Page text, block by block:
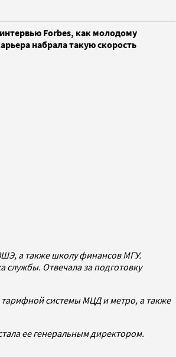
Forbes, как молодому
набрала такую скорость
а также школу финансов МГУ.
службы. Отвечала за подготовку
системы МЦД и метро, а также
ее генеральным директором.